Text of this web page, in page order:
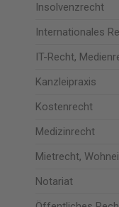
Insolvenzrecht
Internationales
IT-Recht,
Kanzleipraxis
Kostenrecht
Medizinrecht
Mietrecht,
Notariat